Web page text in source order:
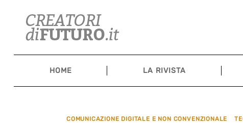
content
HOME LA RIVISTA
COMUNICAZIONE DIGITALE E NON CONVENZIONALE